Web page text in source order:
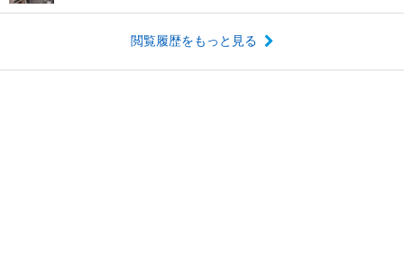
閲覧履歴をもっと見る